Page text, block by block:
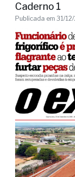
Caderno 1
Publicada em 31/